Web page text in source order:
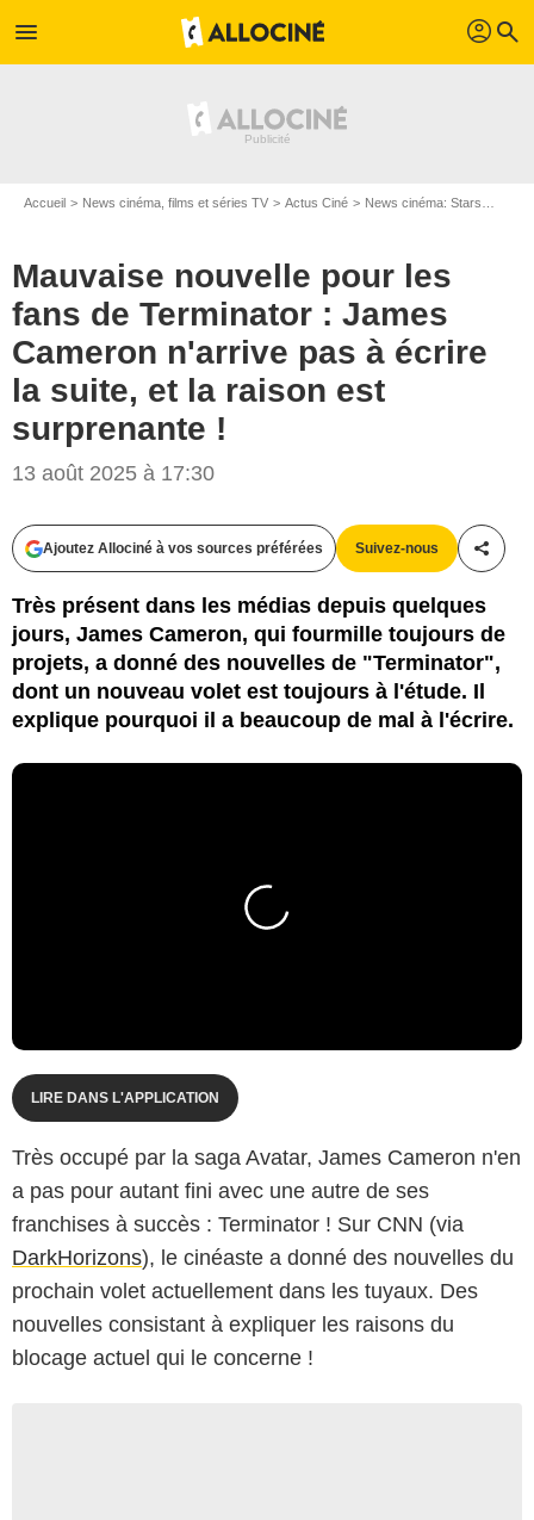
menu profil search
Accueil News cinéma, films et séries TV Actus Ciné News cinéma: Stars
Mauvaise nouvelle pour les
fans de Terminator : James
Cameron n'arrive pas à écrire
la suite, et la raison est
surprenante !
13 août 2025 à 17:30
Ajoutez Allociné à vos sources préférées Suivez-nous
Très présent dans les médias depuis quelques
jours, James Cameron, qui fourmille toujours de
projets, a donné des nouvelles de "Terminator",
dont un nouveau volet est toujours à l'étude. Il
explique pourquoi il a beaucoup de mal à l'écrire.
LIRE DANS L'APPLICATION
Très occupé par la saga Avatar, James Cameron n'en
a pas pour autant fini avec une autre de ses
franchises à succès : Terminator ! Sur CNN (via
DarkHorizons), le cinéaste a donné des nouvelles du
prochain volet actuellement dans les tuyaux. Des
nouvelles consistant à expliquer les raisons du
blocage actuel qui le concerne !